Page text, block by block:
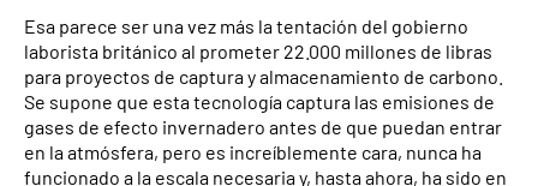
Esa parece ser una vez más la tentación del gobierno
laborista británico al prometer 22.000 millones de libras
para proyectos de captura y almacenamiento de carbono.
Se supone que esta tecnología captura las emisiones de
gases de efecto invernadero antes de que puedan entrar
en la atmósfera, pero es increíblemente cara, nunca ha
funcionado a la escala necesaria y, hasta ahora, ha sido en